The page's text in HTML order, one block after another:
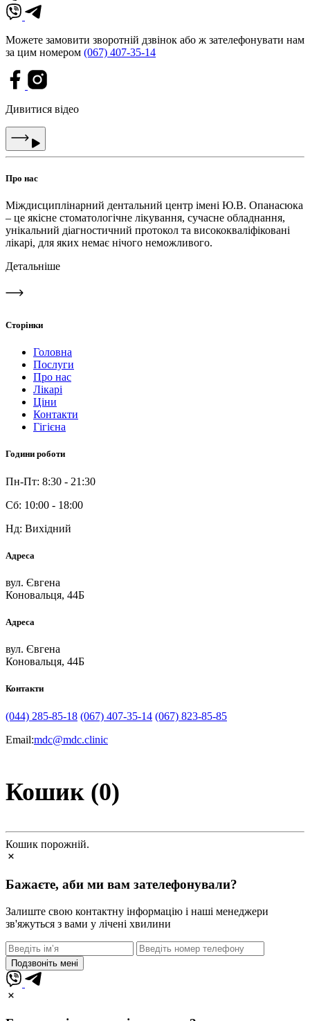
Можете замовити зворотній дзвінок або ж зателефонувати нам
за цим номером (067) 407-35-14
Дивитися відео
Про нас
Міждисциплінарний дентальний центр імені Ю.В. Опанасюка
– це якісне стоматологічне лікування, сучасне обладнання,
унікальний діагностичний протокол та висококваліфіковані
лікарі, для яких немає нічого неможливого.
Детальніше
Сторінки
Головна
Послуги
Про нас
Лікарі
Ціни
Контакти
Гігієна
Години роботи
Пн-Пт: 8:30 - 21:30
Сб: 10:00 - 18:00
Нд: Вихідний
Адреса
вул. Євгена
Коновальця, 44Б
Адреса
вул. Євгена
Коновальця, 44Б
Контакти
(044) 285-85-18 (067) 407-35-14 (067) 823-85-85
Email:mdc@mdc.clinic
Кошик (0)
Кошик порожній.
Бажаєте, аби ми вам зателефонували?
Залиште свою контактну інформацію і наші менеджери
зв'яжуться з вами у лічені хвилини
Подзвоніть мені